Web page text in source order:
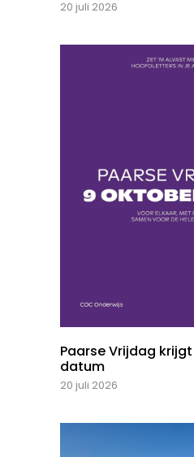
20 juli 2026
Paarse Vrijdag
datum
20 juli 2026